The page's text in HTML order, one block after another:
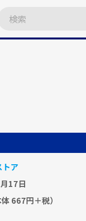
トア
17日
667円＋税）